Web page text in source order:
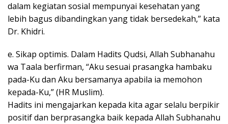
dalam kegiatan sosial mempunyai kesehatan yang
lebih bagus dibandingkan yang tidak bersedekah,” kata
Dr. Khidri.
e. Sikap optimis. Dalam Hadits Qudsi, Allah Subhanahu
wa Taala berfirman, “Aku sesuai prasangka hambaku
pada-Ku dan Aku bersamanya apabila ia memohon
kepada-Ku,” (HR Muslim).
Hadits ini mengajarkan kepada kita agar selalu berpikir
positif dan berprasangka baik kepada Allah Subhanahu